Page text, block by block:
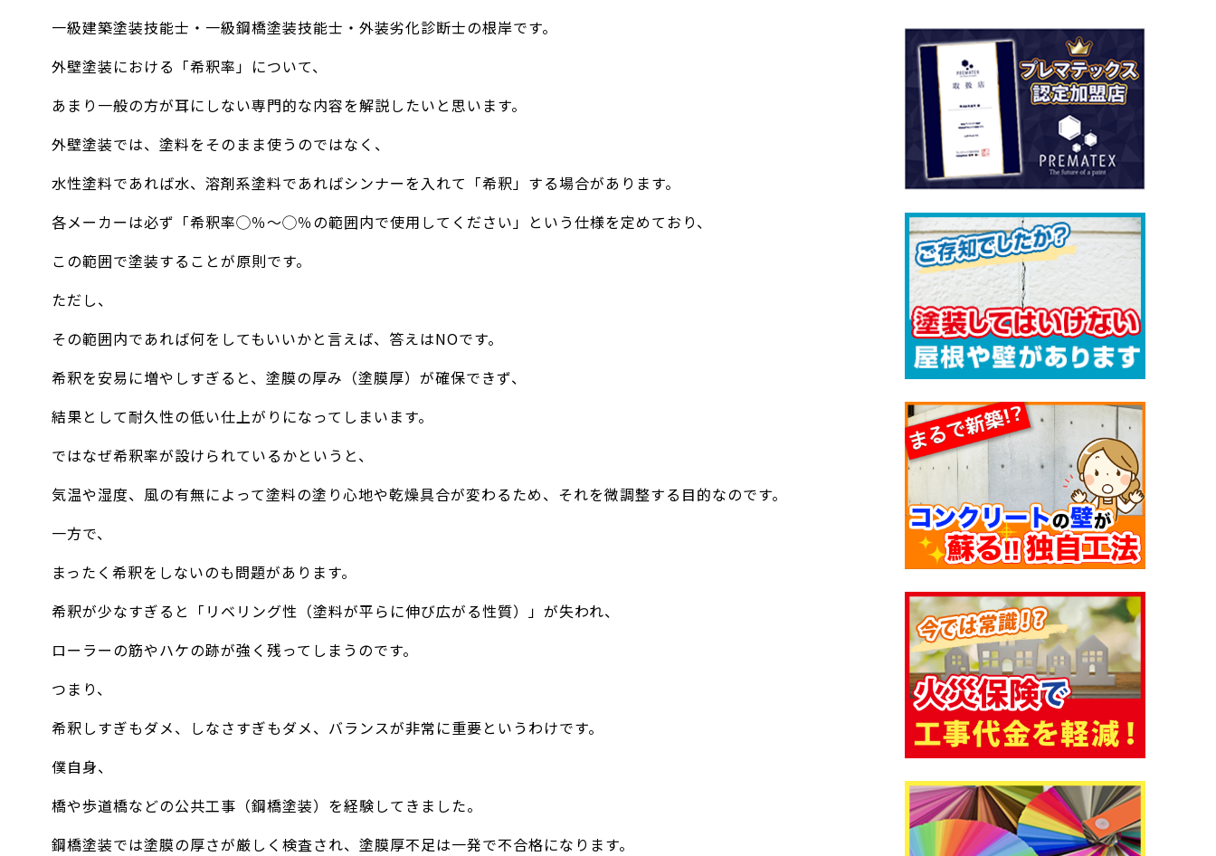
一級建築塗装技能士・一級鋼橋塗装技能士・外装劣化診断士の根岸です。
外壁塗装における「希釈率」について、
あまり一般の方が耳にしない専門的な内容を解説したいと思います。
外壁塗装では、塗料をそのまま使うのではなく、
水性塗料であれば水、溶剤系塗料であればシンナーを入れて「希釈」する場合があります。
各メーカーは必ず「希釈率◯％～◯％の範囲内で使用してください」という仕様を定めており、
この範囲で塗装することが原則です。
ただし、
その範囲内であれば何をしてもいいかと言えば、答えはNOです。
希釈を安易に増やしすぎると、塗膜の厚み（塗膜厚）が確保できず、
結果として耐久性の低い仕上がりになってしまいます。
ではなぜ希釈率が設けられているかというと、
気温や湿度、風の有無によって塗料の塗り心地や乾燥具合が変わるため、それを微調整する目的なのです。
一方で、
まったく希釈をしないのも問題があります。
希釈が少なすぎると「リベリング性（塗料が平らに伸び広がる性質）」が失われ、
ローラーの筋やハケの跡が強く残ってしまうのです。
つまり、
希釈しすぎもダメ、しなさすぎもダメ、バランスが非常に重要というわけです。
僕自身、
橋や歩道橋などの公共工事（鋼橋塗装）を経験してきました。
鋼橋塗装では塗膜の厚さが厳しく検査され、塗膜厚不足は一発で不合格になります。